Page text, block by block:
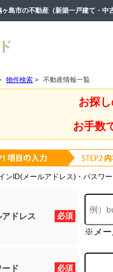
物件検索 > 不動産情報一覧
お探
お手数
ンID(メールアドレス)・パスワ
必須
アドレス
※メー
必須
ド